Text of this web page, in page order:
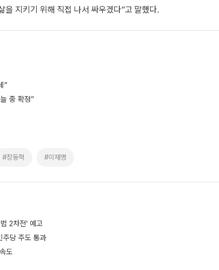
지키기 위해 직접 나서 싸우겠다”고 말했다.
”
중 확정”
#장동혁 #이재명
2차전' 예고
당 주도 통과
도